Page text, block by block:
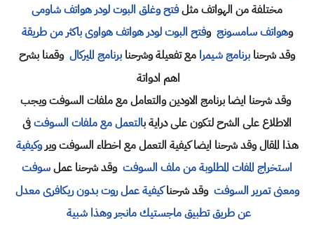
مختلفة من الهواتف مثلفتح وغلق البوت لودر هواتف شاومى
وهواتف سامسونج وفتح البوت لودر هواتف هواوى باكثر من طريقة
وقد شرحنا برنامج شيمرا مع تفعيلة وشرحنا برنامج الميركال وقمنا بشرح
اهم ادواتة
وقد شرحنا ايضا برنامج الاودين والتعامل مع ملفات السوفت ويجب
الاطلاع على الشرح لتكون على دراية بالتعمل مع ملفات السوفتفى
هذا المقال وقد شرحنا ايضا كيفية التعمل مع اخطاء السوفت ويروكيفية
استخراج المفات المطلوبة من ملف السوفت وقد شرحنا عملسوفت
ومعنى تمرير السوفت وقد شرحناكيفية عمل روت بدون ريكافرى معدل
عن طريق تطبيق ماجستيك مانجر وهذا شبية